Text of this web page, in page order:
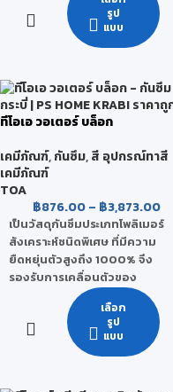
สำหรับอิฐโชว์แนว หินล้าง ทราย
ล้าง หินกาบ คอนกรีต เป็นต้น
ไม่ผสมสารปรอทและตะกั่ว
ป้องกันน้ำซึมเข้าสู่ผนัง
ไม่เปลี่ยนสีของวัสดุเดิม
ผิวงานทนทานนานขึ้น
รูป
แบบ
ทีโอเอ วอเตอร์ บล็อก
เคมีภัณฑ์,กันซึม,สี อุปกรณ์ทาสี
เคมีภัณฑ์
TOA
฿876.00– ฿3,873.00
เป็นวัสดุกันซึมประเภทโพลิเมอร์
สังเคราะห์ชนิดพิเศษ ที่มีความ
ยืดหยุ่นตัวสูงถึง 1000% จึง
รองรับการเคลื่อนตัวของ
โครงสร้างได้ดี ใช้สำหรับทาหรือ
กลิ้งบนผิวคอนกรีตเปลือย
คอนกรีตหล่อสำเร็จ คอนกรีตมวล
เบา เพื่อป้องกันการรั่วซึมของน้ำ
เลือก
รูป
แบบ